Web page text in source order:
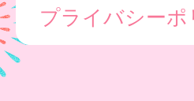
プライバシーポ